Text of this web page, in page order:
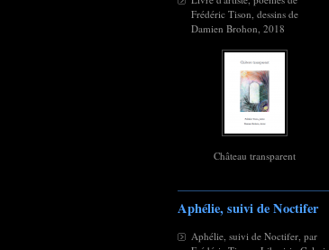
Frédéric Tison, dessins de
Damien Brohon, 2018
Château transparent
Aphélie, suivi de Noctifer
Aphélie, suivi de Noctifer, par